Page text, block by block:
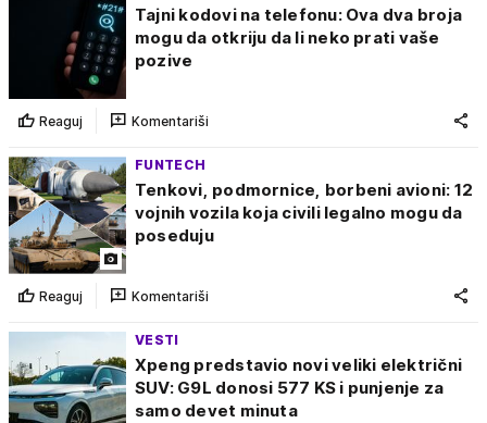
Tajni kodovi na telefonu: Ova dva broja
mogu da otkriju da li neko prati vaše
pozive
Reaguj Komentariši
FUNTECH
Tenkovi, podmornice, borbeni avioni: 12
vojnih vozila koja civili legalno mogu da
poseduju
Reaguj Komentariši
VESTI
Xpeng predstavio novi veliki električni
SUV: G9L donosi 577 KS i punjenje za
samo devet minuta